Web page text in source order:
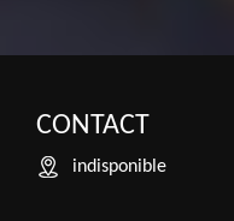
CONTACT
indisponible